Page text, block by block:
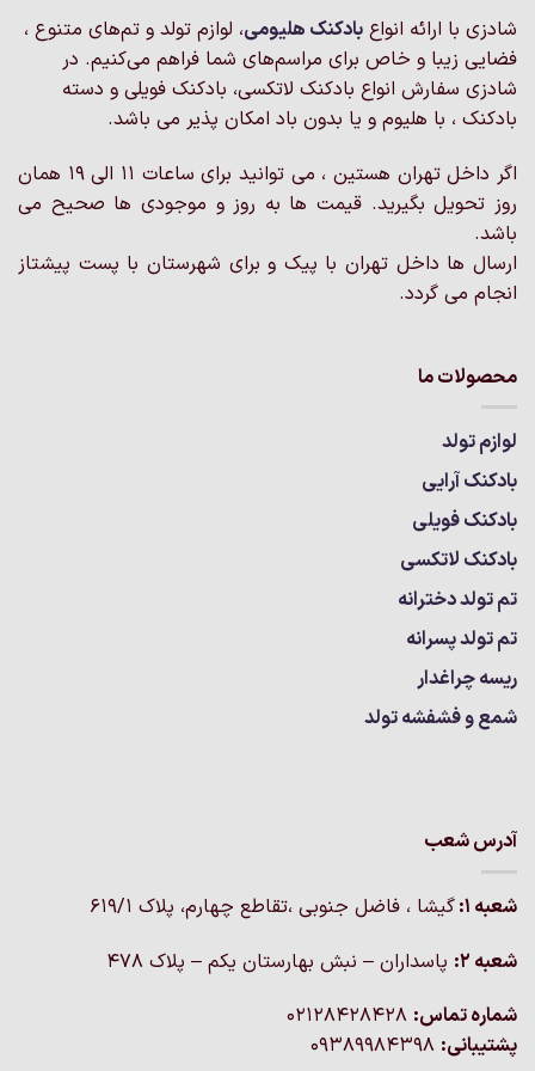
گزینه
ها
ممکن
است
در
محصول
انتخاب
گزینه
ها
ممکن
است
صفحه
محصول
انتخاب
شادزی با ارائه انواع بادکنک‌ هلیومی، لوازم تولد و تم‌های متنوع ،
فضایی زیبا و خاص برای مراسم‌های شما فراهم می‌کنیم. در
شادزی سفارش انواع بادکنک لاتکسی، بادکنک فویلی و دسته
بادکنک ، با هلیوم و یا بدون باد امکان پذیر می باشد.
اگر داخل تهران هستین ، می توانید برای ساعات 11 الی 19 همان
روز تحویل بگیرید. قیمت ها به روز و موجودی ها صحیح می
باشد.
ارسال ها داخل تهران با پیک و برای شهرستان با پست پیشتاز
انجام می گردد.
محصولات ما
لوازم تولد
بادکنک آرایی
بادکنک فویلی
بادکنک لاتکسی
تم تولد دخترانه
تم تولد پسرانه
ریسه چراغدار
شمع و فشفشه تولد
آدرس شعب
شعبه 1:
گيشا ، فاضل جنوبی ،تقاطع چهارم، پلاک 619/1
شعبه 2:
پاسداران – نبش بهارستان یکم – پلاک ۴۷۸
شماره تماس:
پشتیبانی: